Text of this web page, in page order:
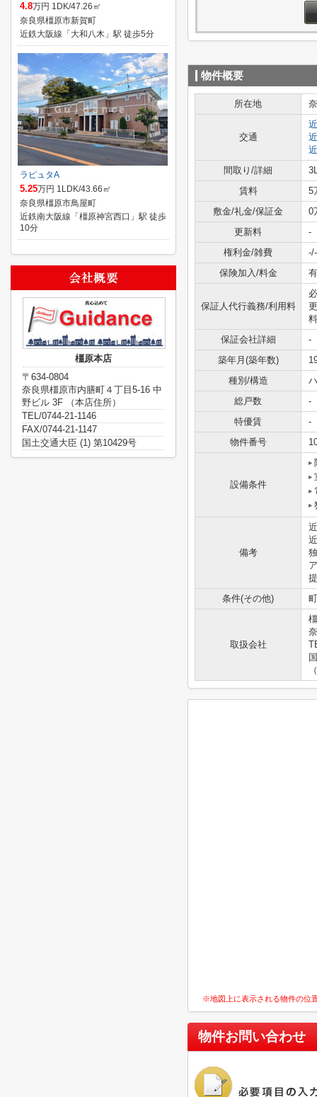
物件概要
所在地
交通
間取り/詳細
賃料
5
敷金/礼金/保証金
0
更新料
-
権利金/雑費
-/-
保険加入/料金
保証人代行義務/利用料
保証会社詳細
-
築年月(築年数)
種別/構造
総戸数
-
特優賃
-
物件番号
設備条件
備考
条件(その他)
取扱会社
※地図上に表示される物件の位
物件お問い合わせ
4.8万円 1DK/47.26㎡
奈良県橿原市新賀町
近鉄大阪線「大和八木」駅 徒歩5分
ラピュタA
5.25万円 1LDK/43.66㎡
奈良県橿原市鳥屋町
近鉄南大阪線「橿原神宮西口」駅 徒歩
10分
橿原本店
〒634-0804
奈良県橿原市内膳町４丁目5-16 中
野ビル 3F （本店住所）
TEL/0744-21-1146
FAX/0744-21-1147
国土交通大臣 (1) 第10429号